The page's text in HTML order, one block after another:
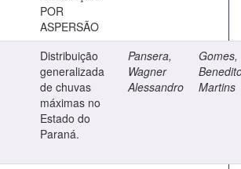
POR
ASPERSÃO
Distribuição
generalizada
de chuvas
máximas no
Estado do
Paraná.
Pansera,
Wagner
Alessandro
Gomes,
Martins